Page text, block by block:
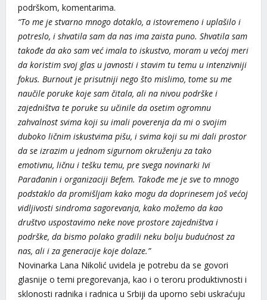
podrškom, komentarima.
“To me je stvarno mnogo dotaklo, a istovremeno i uplašilo i
potreslo, i shvatila sam da nas ima zaista puno. Shvatila sam
takođe da ako sam već imala to iskustvo, moram u većoj meri
da koristim svoj glas u javnosti i stavim tu temu u intenzivniji
fokus. Burnout je prisutniji nego što mislimo, tome su me
naučile poruke koje sam čitala, ali na nivou podrške i
zajedništva te poruke su učinile da osetim ogromnu
zahvalnost svima koji su imali poverenja da mi o svojim
duboko ličnim iskustvima pišu, i svima koji su mi dali prostor
da se izrazim u jednom sigurnom okruženju za tako
emotivnu, ličnu i tešku temu, pre svega novinarki Ivi
Parađanin i organizaciji Befem. Takođe me je sve to mnogo
podstaklo da promišljam kako mogu da doprinesem još većoj
vidljivosti sindroma sagorevanja, kako možemo da kao
društvo uspostavimo neke nove prostore zajedništva i
podrške, da bismo polako gradili neku bolju budućnost za
nas, ali i za generacije koje dolaze.”
Novinarka Lana Nikolić uvidela je potrebu da se govori
glasnije o temi pregorevanja, kao i o teroru produktivnosti i
sklonosti radnika i radnica u Srbiji da uporno sebi uskraćuju